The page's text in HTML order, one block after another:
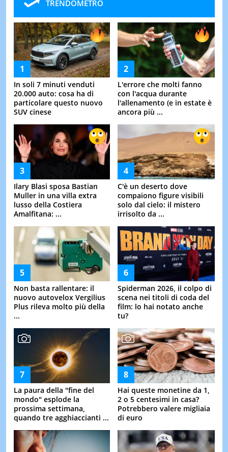
TRENDOMETRO
In soli 7 minuti venduti
20.000 auto: cosa ha di
particolare questo nuovo
SUV cinese
L'errore che molti fanno
con l'acqua durante
l'allenamento (e in estate è
ancora più ...
Ilary Blasi sposa Bastian
Muller in una villa extra
lusso della Costiera
Amalfitana: ...
C'è un deserto dove
compaiono figure visibili
solo dal cielo: il mistero
irrisolto da ...
Non basta rallentare: il
nuovo autovelox Vergilius
Plus rileva molto più della
...
Spiderman 2026, il colpo di
scena nei titoli di coda del
film: lo hai notato anche
tu?
La paura della "fine del
mondo" esplode la
prossima settimana,
quando tre agghiaccianti ...
Hai queste monetine da 1,
2 o 5 centesimi in casa?
Potrebbero valere migliaia
di euro